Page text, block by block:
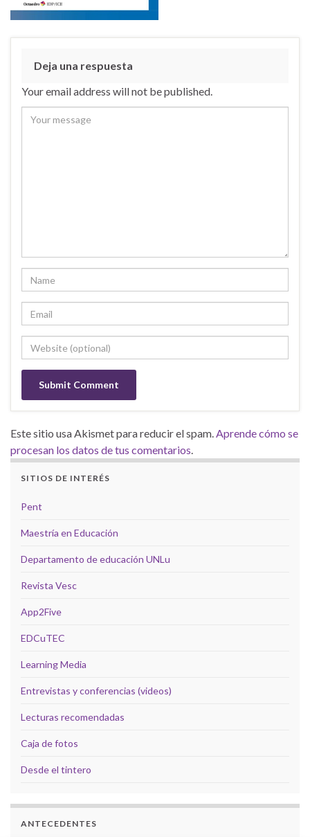
Deja una respuesta
Your email address will not be published.
Este sitio usa Akismet para reducir el spam.Aprende cómo se
procesan los datos de tus comentarios.
SITIOS DE INTERÉS
Pent
Maestría en Educación
Departamento de educación UNLu
Revista Vesc
App2Five
EDCuTEC
Learning Media
Entrevistas y conferencias (videos)
Lecturas recomendadas
Caja de fotos
Desde el tintero
ANTECEDENTES